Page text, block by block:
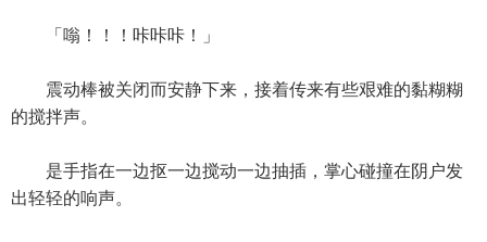
「嗡！！！咔咔咔！」
震动棒被关闭而安静下来，接着传来有些艰难的黏糊糊
的搅拌声。
是手指在一边抠一边搅动一边抽插，掌心碰撞在阴户发
出轻轻的响声。